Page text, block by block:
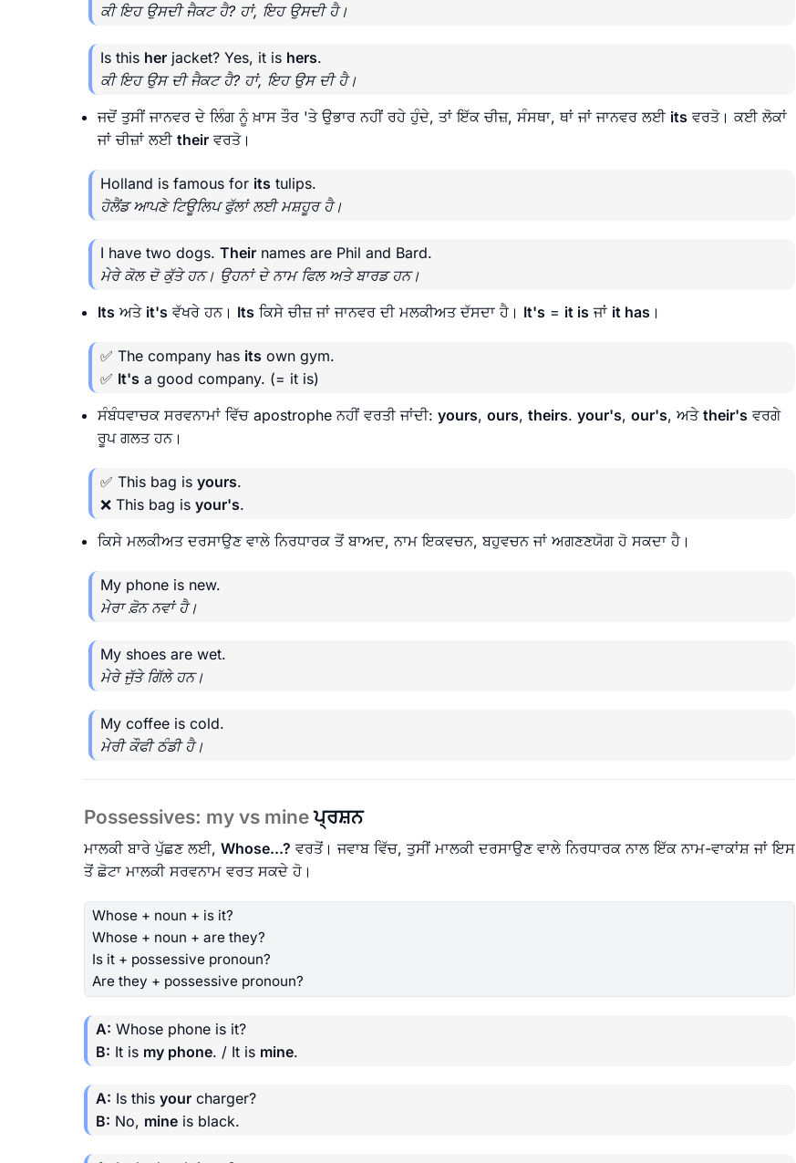
ਕੀ ਇਹ ਉਸਦੀ ਜੈਕਟ ਹੈ? ਹਾਂ, ਇਹ ਉਸਦੀ ਹੈ।
Is this her jacket? Yes, it is hers.
ਕੀ ਇਹ ਉਸ ਦੀ ਜੈਕਟ ਹੈ? ਹਾਂ, ਇਹ ਉਸ ਦੀ ਹੈ।
ਜਦੋਂ ਤੁਸੀਂ ਜਾਨਵਰ ਦੇ ਲਿੰਗ ਨੂੰ ਖ਼ਾਸ ਤੌਰ 'ਤੇ ਉਭਾਰ ਨਹੀਂ ਰਹੇ ਹੁੰਦੇ, ਤਾਂ ਇੱਕ ਚੀਜ਼, ਸੰਸਥਾ, ਥਾਂ ਜਾਂ ਜਾਨਵਰ ਲਈ its ਵਰਤੋ। ਕਈ ਲੋਕਾਂ
ਜਾਂ ਚੀਜ਼ਾਂ ਲਈ their ਵਰਤੋ।
Holland is famous for its tulips.
ਹੋਲੈਂਡ ਆਪਣੇ ਟਿਊਲਿਪ ਫੁੱਲਾਂ ਲਈ ਮਸ਼ਹੂਰ ਹੈ।
I have two dogs. Their names are Phil and Bard.
ਮੇਰੇ ਕੋਲ ਦੋ ਕੁੱਤੇ ਹਨ। ਉਹਨਾਂ ਦੇ ਨਾਮ ਫਿਲ ਅਤੇ ਬਾਰਡ ਹਨ।
Its ਅਤੇ it's ਵੱਖਰੇ ਹਨ। Its ਕਿਸੇ ਚੀਜ਼ ਜਾਂ ਜਾਨਵਰ ਦੀ ਮਲਕੀਅਤ ਦੱਸਦਾ ਹੈ। It's = it is ਜਾਂ it has ।
✅ The company has its own gym.
✅ It's a good company. (= it is)
ਸੰਬੰਧਵਾਚਕ ਸਰਵਨਾਮਾਂ ਵਿੱਚ apostrophe ਨਹੀਂ ਵਰਤੀ ਜਾਂਦੀ: yours, ours, theirs. your's, our's, ਅਤੇ their's ਵਰਗੇ
ਰੂਪ ਗਲਤ ਹਨ।
✅ This bag is yours.
❌ This bag is your's.
ਕਿਸੇ ਮਲਕੀਅਤ ਦਰਸਾਉਣ ਵਾਲੇ ਨਿਰਧਾਰਕ ਤੋਂ ਬਾਅਦ, ਨਾਮ ਇਕਵਚਨ, ਬਹੁਵਚਨ ਜਾਂ ਅਗਣਣਯੋਗ ਹੋ ਸਕਦਾ ਹੈ।
My phone is new.
ਮੇਰਾ ਫ਼ੋਨ ਨਵਾਂ ਹੈ।
My shoes are wet.
ਮੇਰੇ ਜੁੱਤੇ ਗਿੱਲੇ ਹਨ।
My coffee is cold.
ਮੇਰੀ ਕੌਫੀ ਠੰਡੀ ਹੈ।
Possessives: my vs mineਪ੍ਰਸ਼ਨ
ਮਾਲਕੀ ਬਾਰੇ ਪੁੱਛਣ ਲਈ, Whose...? ਵਰਤੋਂ। ਜਵਾਬ ਵਿੱਚ, ਤੁਸੀਂ ਮਾਲਕੀ ਦਰਸਾਉਣ ਵਾਲੇ ਨਿਰਧਾਰਕ ਨਾਲ ਇੱਕ ਨਾਮ-ਵਾਕਾਂਸ਼ ਜਾਂ ਇਸ
ਤੋਂ ਛੋਟਾ ਮਾਲਕੀ ਸਰਵਨਾਮ ਵਰਤ ਸਕਦੇ ਹੋ।
Whose + noun + is it?
Whose + noun + are they?
Is it + possessive pronoun?
Are they + possessive pronoun?
A: Whose phone is it?
B: It is my phone. / It is mine.
A: Is this your charger?
B: No, mine is black.